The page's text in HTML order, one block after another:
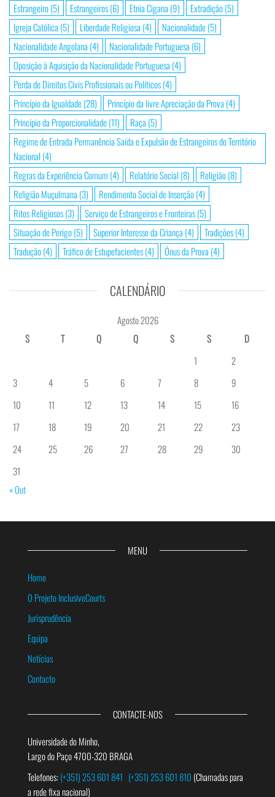
Estrangeiro(5) Estrangeiros(6) Etnia Cigana (9) Extradição(5)
Igreja Católica (5) Liberdade Religiosa (4) Nacionalidade(5)
Nacionalidade Angolana (4) Nacionalidade Portuguesa (6)
Oposição à Aquisição da Nacionalidade Portuguesa (4)
Perda de Direitos Civis Profissionais ou Políticos(4)
Princípio da Igualdade(28) Princípio da livre Apreciação da Prova (4)
Princípio da Proporcionalidade(11) Raça (5)
Regime de Entrada Permanência Saída e Expulsão de Estrangeiros do Território
Nacional (4)
Regras da Experiência Comum (4) Relatório Social (8) Religião(8)
Religião Muçulmana (3) Rendimento Social de Inserção(4)
Ritos Religiosos(3) Serviço de Estrangeiros e Fronteiras(5)
Situação de Perigo(5) Superior Interesse da Criança (4) Tradições(4)
Tradução(4) Tráfico de Estupefacientes(4) Ónus da Prova (4)
CALENDÁRIO
Agosto 2026
S
T Q Q S S
D
1
2
3
4 5 6 7 8
9
10
11 12 13 14 15
16
17
18 19 20 21 22
23
24
25 26 27 28 29
30
31
« Out
MENU
Home
O Projeto InclusiveCourts
Jurisprudência
Equipa
Notícias
Contacto
CONTACTE-NOS
Universidade do Minho,
Largo do Paço 4700-320 BRAGA
Telefones:(+351) 253 601 841 (+351) 253 601 810 (Chamadas para
a rede fixa nacional)